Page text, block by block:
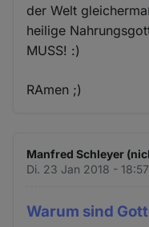
der Welt
heilige
MUSS! :)
RAmen ;)
Manfred Schleyer
Di. 23 Jan 2018 - 18:57
Warum sind